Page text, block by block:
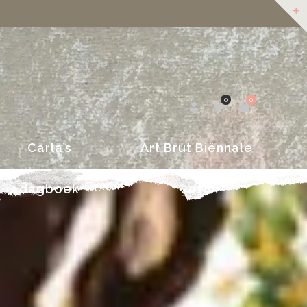
0
0
Carla’s
dagboek
Art Brut Biënnale
2018